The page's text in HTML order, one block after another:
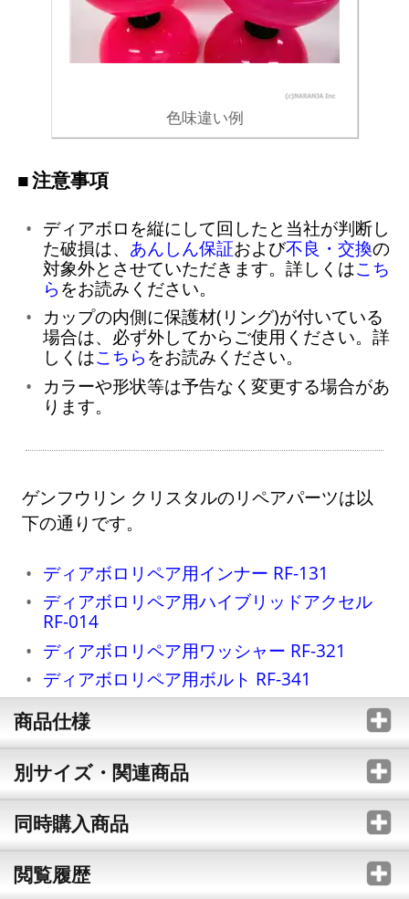
色味違い例
注意事項
ディアボロを縦にして回したと当社が判断し
た破損は、 あんしん保証および不良・交換の
対象外とさせていただきます。詳しくはこち
ら をお読みください。
カップの内側に保護材(リング)が付いている
場合は、必ず外してからご使用ください。詳
しくはこちら をお読みください。
カラーや形状等は予告なく変更する場合があ
ります。
ゲンフウリン クリスタルのリペアパーツは以
下の通りです。
ディアボロリペア用インナー RF-131
ディアボロリペア用ハイブリッドアクセル
RF-014
ディアボロリペア用ワッシャー RF-321
ディアボロリペア用ボルト RF-341
商品仕様
別サイズ・関連商品
同時購入商品
閲覧履歴